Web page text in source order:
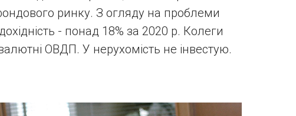
ринку. З огляду на проблеми
- понад 18% за 2020 р. Колеги
ОВДП. У нерухомість не інвестую.